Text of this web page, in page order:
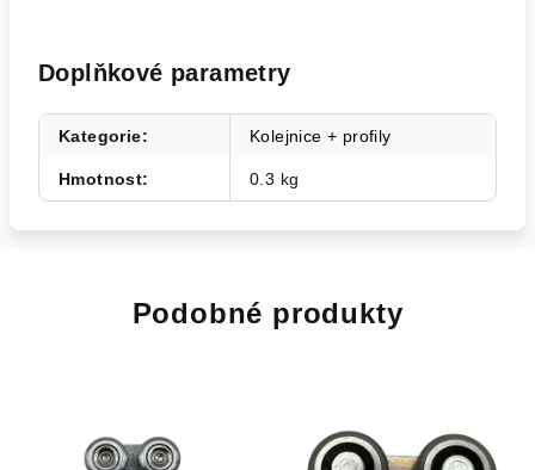
Doplňkové parametry
Kategorie: Kolejnice + profily
Hmotnost: 0.3 kg
Podobné produkty